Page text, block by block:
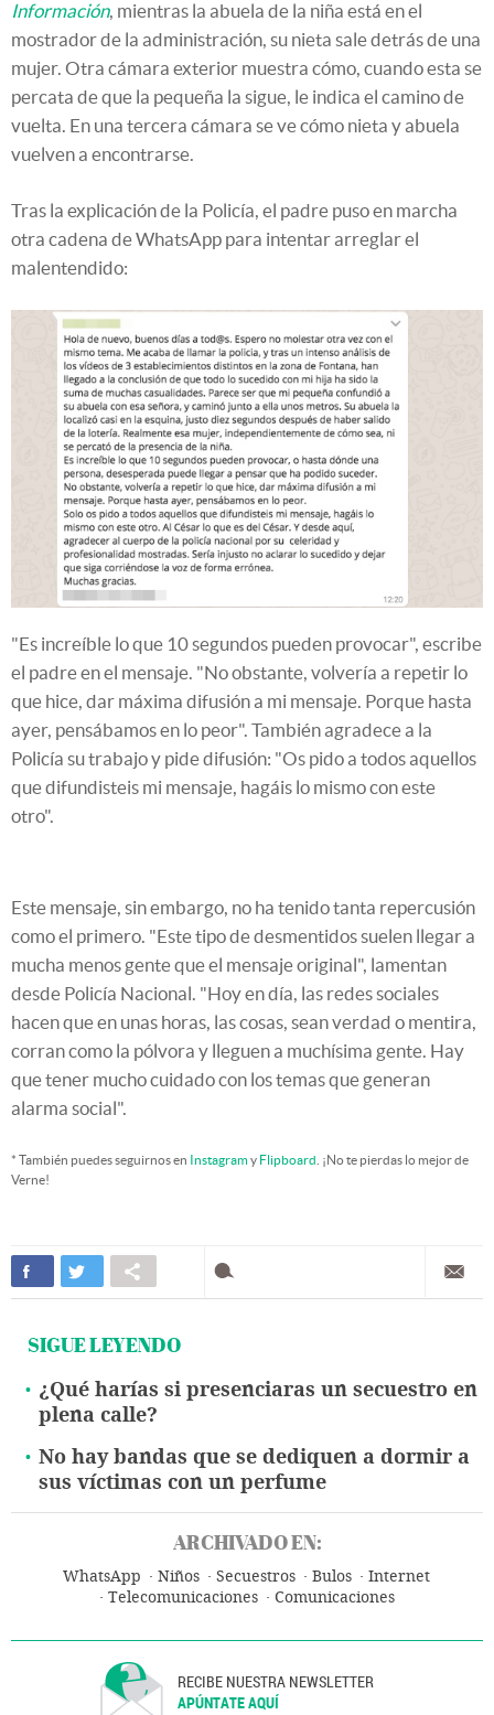
Información, mientras la abuela de la niña está en el
mostrador de la administración, su nieta sale detrás de una
mujer. Otra cámara exterior muestra cómo, cuando esta se
percata de que la pequeña la sigue, le indica el camino de
vuelta. En una tercera cámara se ve cómo nieta y abuela
vuelven a encontrarse.
Tras la explicación de la Policía, el padre puso en marcha
otra cadena de WhatsApp para intentar arreglar el
malentendido:
"Es increíble lo que 10 segundos pueden provocar", escribe
el padre en el mensaje. "No obstante, volvería a repetir lo
que hice, dar máxima difusión a mi mensaje. Porque hasta
ayer, pensábamos en lo peor". También agradece a la
Policía su trabajo y pide difusión: "Os pido a todos aquellos
que difundisteis mi mensaje, hagáis lo mismo con este
otro".
Este mensaje, sin embargo, no ha tenido tanta repercusión
como el primero. "Este tipo de desmentidos suelen llegar a
mucha menos gente que el mensaje original", lamentan
desde Policía Nacional. "Hoy en día, las redes sociales
hacen que en unas horas, las cosas, sean verdad o mentira,
corran como la pólvora y lleguen a muchísima gente. Hay
que tener mucho cuidado con los temas que generan
alarma social".
* También puedes seguirnos en Instagramy Flipboard . ¡No te pierdas lo mejor de
Verne!
SIGUE LEYENDO
¿Qué harías si presenciaras un secuestro en
plena calle?
No hay bandas que se dediquen a dormir a
sus víctimas con un perfume
ARCHIVADO EN:
WhatsApp Niños Secuestros Bulos
Internet
Telecomunicaciones
Comunicaciones
RECIBE NUESTRA NEWSLETTER
APÚNTATE AQUÍ